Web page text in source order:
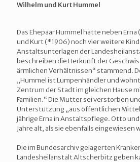
Wilhelm und Kurt Hummel
Das Ehepaar Hummel hatte neben
und Kurt (*1906) noch vier weitere
Anstaltsunterlagen der
beschreiben die Herkunft der
ärmlichen Verhältnissen“ stammend.
„Hummel ist Lumpenhändler und
Zentrum der Stadt im gleichen Hause
Familien.“ Die Mutter sei verstorben
Unterstützung „aus öffentlichen
jährige Erna in Anstaltspflege. Otto
Jahre alt, als sie ebenfalls eingewiesen
Die im Bundesarchiv gelagerten
Landesheilanstalt Altscherbitz geben